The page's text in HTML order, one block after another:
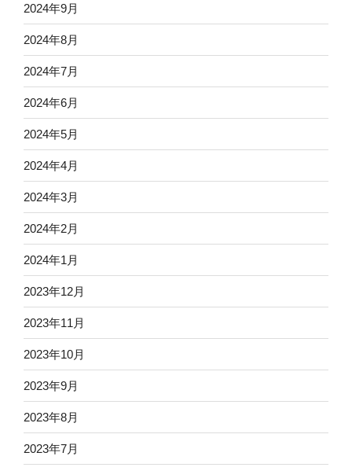
2024年9月
2024年8月
2024年7月
2024年6月
2024年5月
2024年4月
2024年3月
2024年2月
2024年1月
2023年12月
2023年11月
2023年10月
2023年9月
2023年8月
2023年7月